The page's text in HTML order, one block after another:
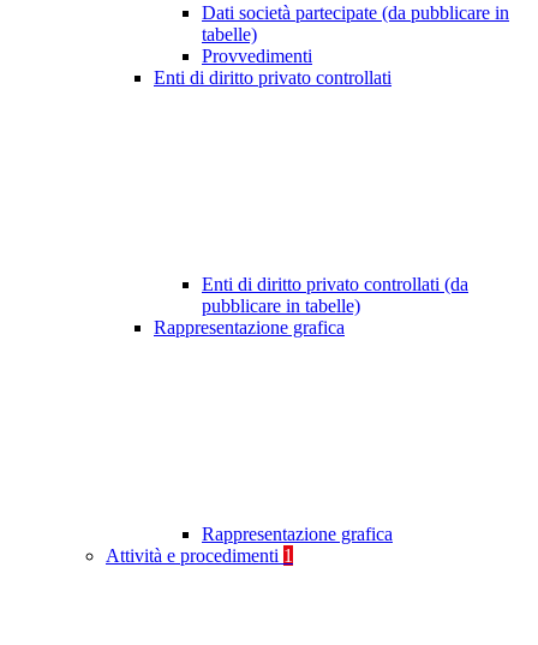
Dati società partecipate (da pubblicare in
tabelle)
Provvedimenti
Enti di diritto privato controllati
Enti di diritto privato controllati (da
pubblicare in tabelle)
Rappresentazione grafica
Rappresentazione grafica
Attività e procedimenti 1